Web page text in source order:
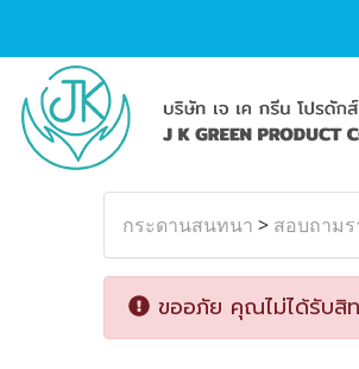
กระดานสนทนา > สอบถามร
ขออภัย คุณไม่ได้รับสิท